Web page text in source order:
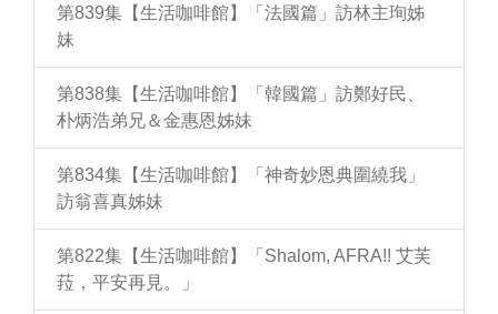
第839集【生活咖啡館】「法國篇」訪林主珣姊
妹
第838集【生活咖啡館】「韓國篇」訪鄭好民、
朴炳浩弟兄＆金惠恩姊妹
第834集【生活咖啡館】「神奇妙恩典圍繞我」
訪翁喜真姊妹
第822集【生活咖啡館】「Shalom, AFRA!! 艾芙
菈，平安再見。」